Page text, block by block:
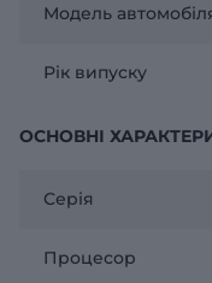
Модель
Рік випуску
ОСНОВНІ
Серія
Процесор